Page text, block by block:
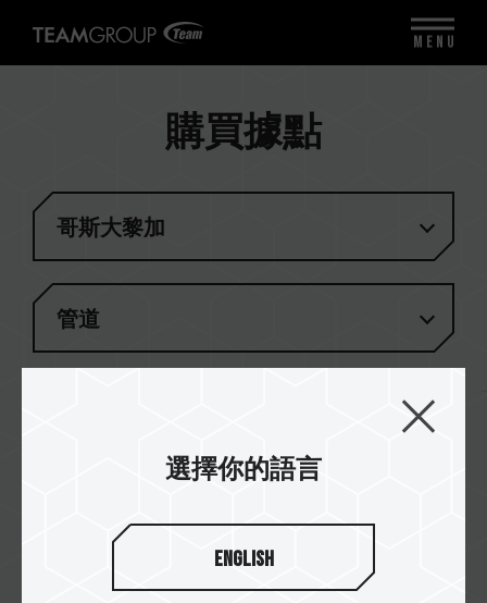
購買據點
哥斯大黎加
管道
選擇你的語言
English
MENU